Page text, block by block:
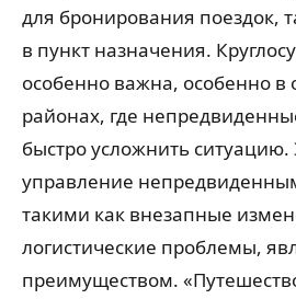
для бронирования поездок,
в пункт назначения.
особенно важна, особенно в
районах, где
быстро усложнить
управление
такими как внезапные
логистические проблемы,
преимуществом.